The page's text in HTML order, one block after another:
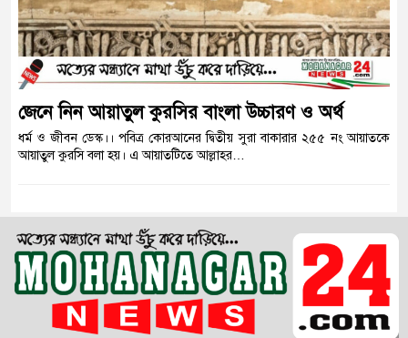
জেনে নিন আয়াতুল কুরসির বাংলা উচ্চারণ ও অর্থ
ধর্ম ও জীবন ডেস্ক।। পবিত্র কোরআনের দ্বিতীয় সুরা বাকারার ২৫৫ নং আয়াতকে
আয়াতুল কুরসি বলা হয়। এ আয়াতটিতে আল্লাহর…